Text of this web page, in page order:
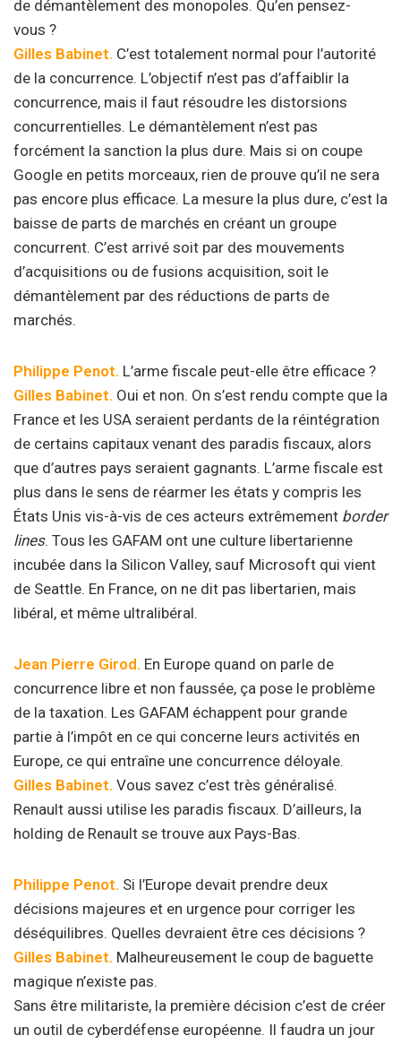
de démantèlement des monopoles. Qu’en pensez-
vous ?
Gilles Babinet. C’est totalement normal pour l’autorité
de la concurrence. L’objectif n’est pas d’affaiblir la
concurrence, mais il faut résoudre les distorsions
concurrentielles. Le démantèlement n’est pas
forcément la sanction la plus dure. Mais si on coupe
Google en petits morceaux, rien de prouve qu’il ne sera
pas encore plus efficace. La mesure la plus dure, c’est la
baisse de parts de marchés en créant un groupe
concurrent. C’est arrivé soit par des mouvements
d’acquisitions ou de fusions acquisition, soit le
démantèlement par des réductions de parts de
marchés.
Philippe Penot. L’arme fiscale peut-elle être efficace ?
Gilles Babinet. Oui et non. On s’est rendu compte que la
France et les USA seraient perdants de la réintégration
de certains capitaux venant des paradis fiscaux, alors
que d’autres pays seraient gagnants. L’arme fiscale est
plus dans le sens de réarmer les états y compris les
États Unis vis-à-vis de ces acteurs extrêmement border
lines. Tous les GAFAM ont une culture libertarienne
incubée dans la Silicon Valley, sauf Microsoft qui vient
de Seattle. En France, on ne dit pas libertarien, mais
libéral, et même ultralibéral.
Jean Pierre Girod. En Europe quand on parle de
concurrence libre et non faussée, ça pose le problème
de la taxation. Les GAFAM échappent pour grande
partie à l’impôt en ce qui concerne leurs activités en
Europe, ce qui entraîne une concurrence déloyale.
Gilles Babinet. Vous savez c’est très généralisé.
Renault aussi utilise les paradis fiscaux. D’ailleurs, la
holding de Renault se trouve aux Pays-Bas.
Philippe Penot. Si l’Europe devait prendre deux
décisions majeures et en urgence pour corriger les
déséquilibres. Quelles devraient être ces décisions ?
Gilles Babinet. Malheureusement le coup de baguette
magique n’existe pas.
Sans être militariste, la première décision c’est de créer
un outil de cyberdéfense européenne. Il faudra un jour